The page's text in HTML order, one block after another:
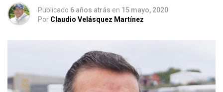
Publicado 6 años atrás en 15 mayo, 2020
Por Claudio Velásquez Martínez